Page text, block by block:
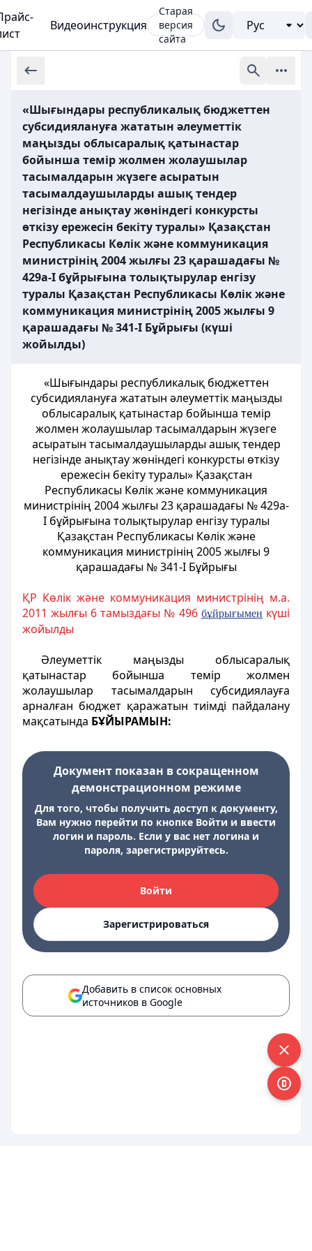
Видеоинструкция
Старая
версия
сайта
«Шығындары республикалық бюджеттен
субсидиялануға жататын әлеуметтік
маңызды облысаралық қатынастар
бойынша темір жолмен жолаушылар
тасымалдарын жүзеге асыратын
тасымалдаушыларды ашық тендер
негізінде анықтау жөніндегі конкурсты
өткізу ережесін бекіту туралы» Қазақстан
Республикасы Көлік және коммуникация
министрінің 2004 жылғы 23 қарашадағы №
429а-І бұйрығына толықтырулар енгізу
туралы Қазақстан Республикасы Көлік және
коммуникация министрінің 2005 жылғы 9
қарашадағы № 341-І Бұйрығы (күші
жойылды)
«Шығындары республикалық бюджеттен
субсидиялануға жататын әлеуметтік маңызды
облысаралық қатынастар бойынша темір
жолмен жолаушылар тасымалдарын жүзеге
асыратын тасымалдаушыларды ашық тендер
негізінде анықтау жөніндегі конкурсты өткізу
ережесін бекіту туралы» Қазақстан
Республикасы Көлік және коммуникация
министрінің 2004 жылғы 23 қарашадағы № 429а-
І бұйрығына толықтырулар енгізу туралы
Қазақстан Республикасы Көлік және
коммуникация министрінің 2005 жылғы 9
қарашадағы № 341-І Бұйрығы
ҚР Көлік және коммуникация министрінің м.а.
2011 жылғы 6 тамыздағы № 496 бұйрығымен күші
жойылды
Әлеуметтік маңызды облысаралық
қатынастар бойынша темір жолмен
жолаушылар тасымалдарын субсидиялауға
арналған бюджет қаражатын тиімді пайдалану
мақсатында БҰЙЫРАМЫН:
Документ показан в сокращенном
демонстрационном режиме
Для того, чтобы получить доступ к документу,
Вам нужно перейти по кнопке Войти и ввести
логин и пароль. Если у вас нет логина и
пароля, зарегистрируйтесь.
Войти
Зарегистрироваться
Добавить в список основных
источников в Google